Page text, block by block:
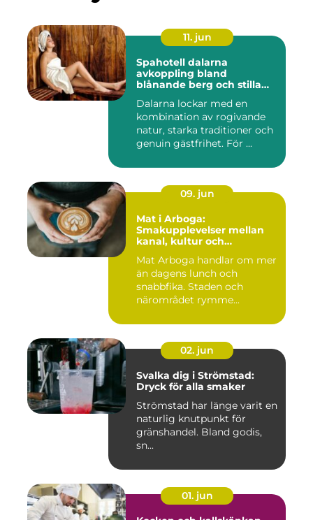
11. jun
Spahotell dalarna
avkoppling bland
blånande berg och stilla
Dalarna lockar med en
kombination av rogivande
natur, starka traditioner och
genuin gästfrihet. För ...
09. jun
Mat i Arboga:
Smakupplevelser mellan
kanal, kultur och
Mat Arboga handlar om mer
än dagens lunch och
snabbfika. Staden och
närområdet rymme...
02. jun
Svalka dig i Strömstad:
Dryck för alla smaker
Strömstad har länge varit en
naturlig knutpunkt för
gränshandel. Bland godis,
sn...
01. jun